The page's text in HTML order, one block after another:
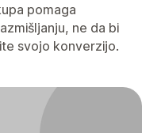
pomaga
ne da bi
svojo konverzijo.